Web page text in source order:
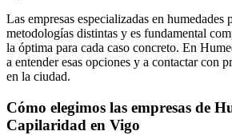
Las empresas especializadas en humedades
metodologías distintas y es fundamental
la óptima para cada caso concreto. En
a entender esas opciones y a contactar con
en la ciudad.
Cómo elegimos las empresas de
Capilaridad en Vigo